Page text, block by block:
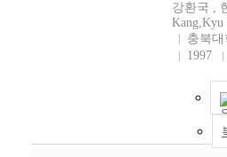
강환국 ,
Kang,Kyu
충북
1997